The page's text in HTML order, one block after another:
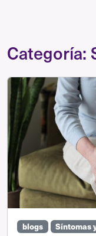
Categoría:
blogs Síntomas